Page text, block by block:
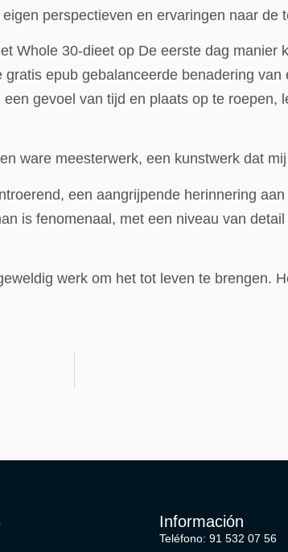
perspectieven en ervaringen naar de
Whole 30-dieet op De eerste dag manier
epub gebalanceerde benadering
gevoel van tijd en plaats op te roepen,
ware meesterwerk, een kunstwerk dat
een aangrijpende herinnering
is fenomenaal, met een niveau van
werk om het tot leven te brengen.
Información
Teléfono: 91 532 07 56